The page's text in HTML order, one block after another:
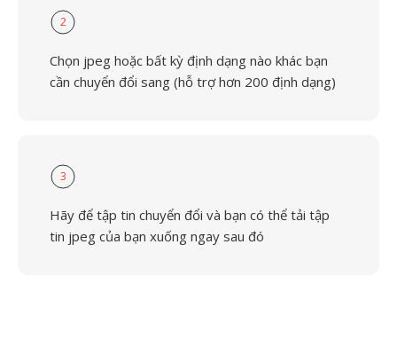
2
Chọn jpeg hoặc bất kỳ định dạng nào khác bạn
cần chuyển đổi sang (hỗ trợ hơn 200 định dạng)
3
Hãy để tập tin chuyển đổi và bạn có thể tải tập
tin jpeg của bạn xuống ngay sau đó